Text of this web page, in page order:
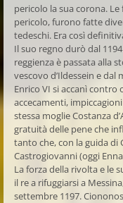
pericolo la sua corona.
pericolo, furono fatte
tedeschi. Era così
Il suo regno durò dal
reggienza è passata alla
vescovo d’Ildessein e
Enrico VI si accanì
accecamenti,
stessa moglie Costanza
gratuità delle pene che
tanto che, con la guida di
Castrogiovanni (oggi
La forza della rivolta e le
il re a rifuggiarsi a
settembre 1197.